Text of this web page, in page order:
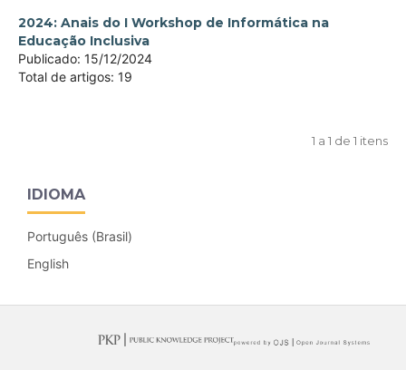
2024: Anais do I Workshop de Informática na
Educação Inclusiva
Publicado: 15/12/2024
Total de artigos: 19
1 a 1 de 1 itens
IDIOMA
Português (Brasil)
English